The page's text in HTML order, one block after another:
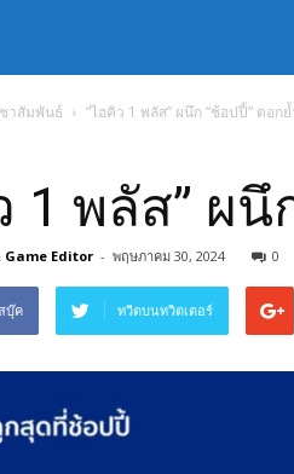
าสัมพันธ์ “ไฮคิว 1 พลัส” ผนึก “ช้อปปี้” ตอก
1 พลัส” ผ
Game Editor - พฤษภาคม 30, 2024 0
บุ๊ค ทวีตบนทวิตเตอร์